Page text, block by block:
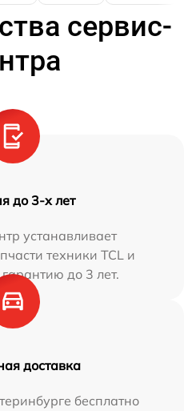
сервис-
до 3-х лет
устанавливает
техники TCL и
до 3 лет.
доставка
бесплатно